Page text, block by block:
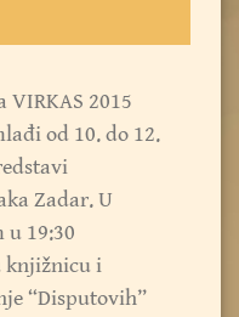
VIRKAS 2015
od 10. do 12.
Zadar. U
u 19:30
knjižnicu i
“Disputovih”